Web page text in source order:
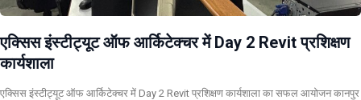
एक्सिस इंस्टीट्यूट ऑफ आर्किटेक्चर में Day 2 Revit प्रशिक्षण
कार्यशाला
एक्सिस इंस्टीट्यूट ऑफ आर्किटेक्चर में Day 2 Revit प्रशिक्षण कार्यशाला का सफल आयोजन कानपुर